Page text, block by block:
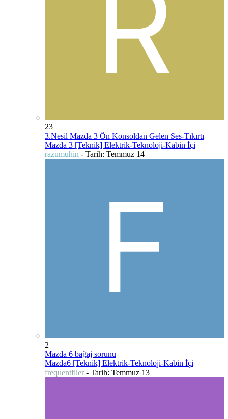
23
3.Nesil Mazda 3 Ön Konsoldan Gelen Ses-Tıkırtı
Mazda 3 [Teknik] Elektrik-Teknoloji-Kabin İçi
razumuhin - Tarih: Temmuz 14
2
Mazda 6 bağaj sorunu
Mazda6 [Teknik] Elektrik-Teknoloji-Kabin İçi
frequentflier - Tarih: Temmuz 13